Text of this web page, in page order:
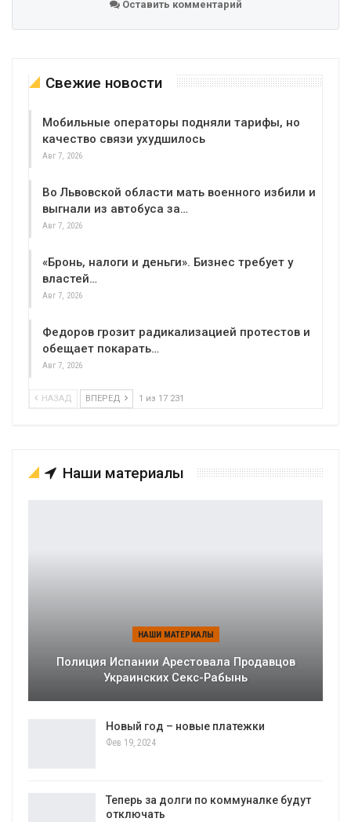
Оставить комментарий
Свежие новости
Мобильные операторы подняли тарифы, но
качество связи ухудшилось
Авг 7, 2026
Во Львовской области мать военного избили и
выгнали из автобуса за…
Авг 7, 2026
«Бронь, налоги и деньги». Бизнес требует у
властей…
Авг 7, 2026
Федоров грозит радикализацией протестов и
обещает покарать…
Авг 7, 2026
НАЗАД ВПЕРЕД 1 из 17 231
Наши материалы
НАШИ МАТЕРИАЛЫ
Полиция Испании Арестовала Продавцов
Украинских Секс-Рабынь
Новый год – новые платежки
Фев 19, 2024
Теперь за долги по коммуналке будут
отключать